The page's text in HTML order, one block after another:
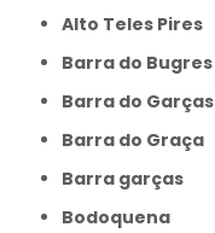
Alto Teles Pires
Barra do Bugres
Barra do Garças
Barra do Graça
Barra garças
Bodoquena